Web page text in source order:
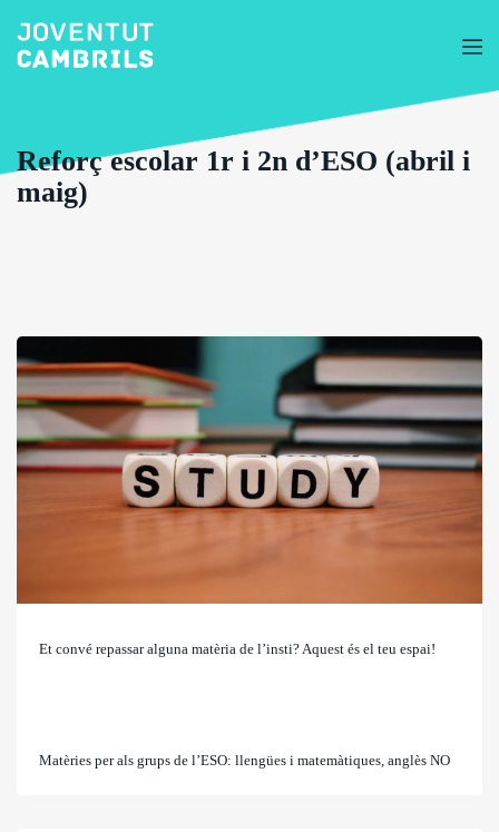
Reforç escolar 1r i 2n d’ESO (abril i
maig)
Et convé repassar alguna matèria de l’insti? Aquest és el teu espai!
Matèries per als grups de l’ESO: llengües i matemàtiques, anglès NO